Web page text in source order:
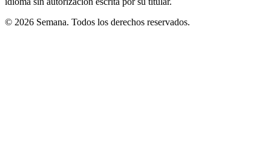
© 2026 Semana. Todos los derechos reservados.